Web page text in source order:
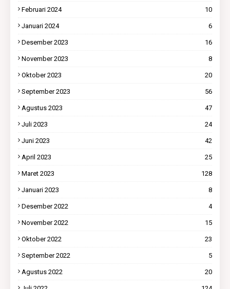
Februari 2024 10
Januari 2024 6
Desember 2023 16
November 2023 8
Oktober 2023 20
September 2023 56
Agustus 2023 47
Juli 2023 24
Juni 2023 42
April 2023 25
Maret 2023 128
Januari 2023 8
Desember 2022 4
November 2022 15
Oktober 2022 23
September 2022 5
Agustus 2022 20